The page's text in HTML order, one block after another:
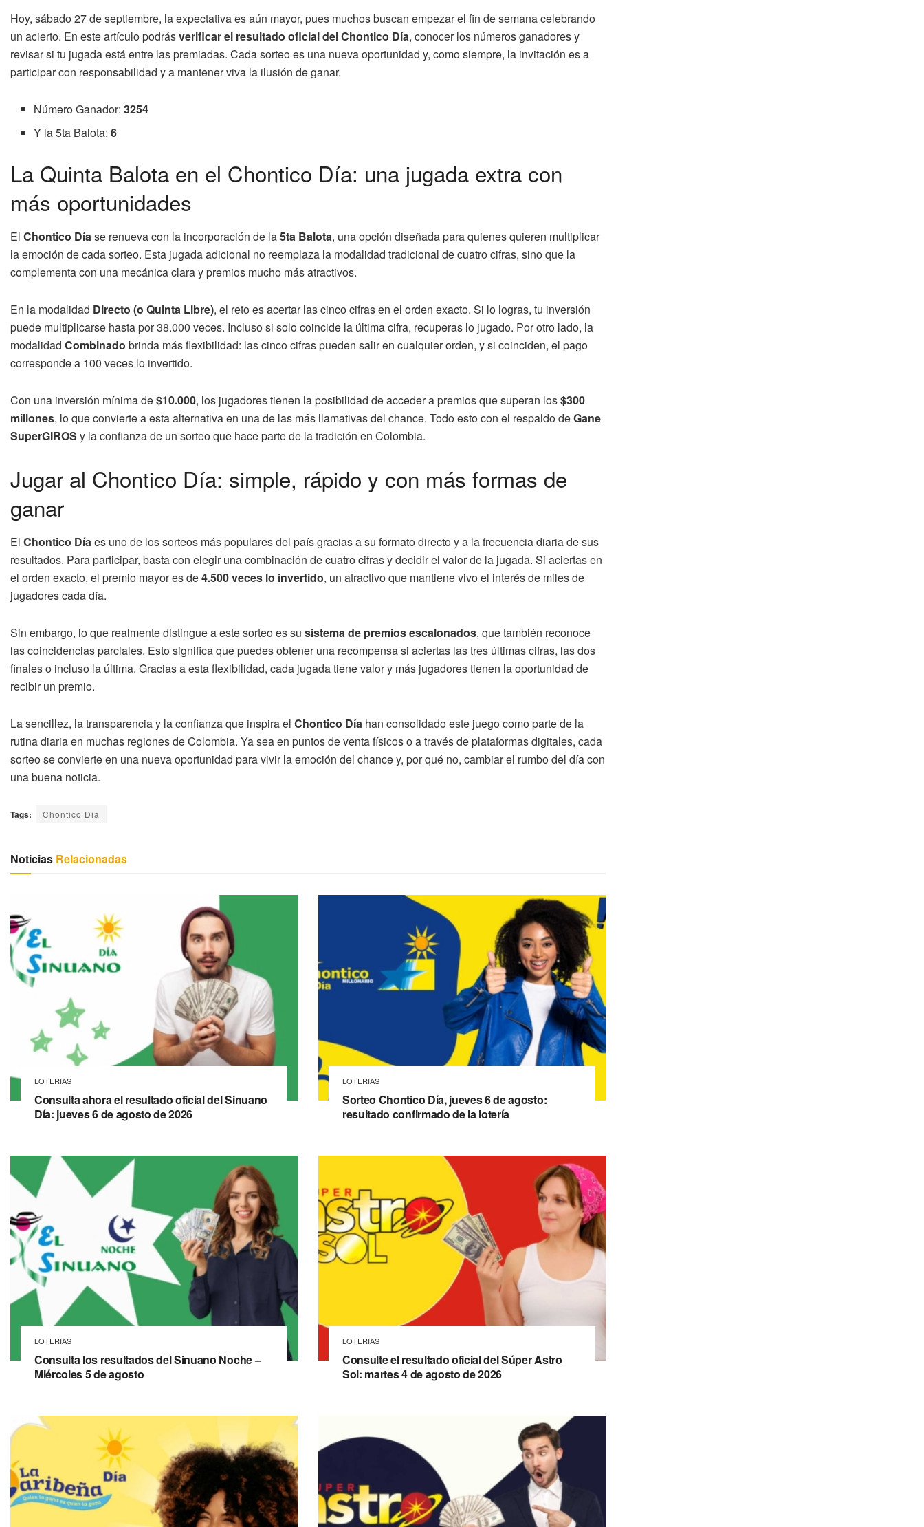
Hoy, sábado 27 de septiembre, la expectativa es aún mayor, pues muchos buscan empezar el fin de semana celebrando
un acierto. En este artículo podrásverificar el resultado oficial del Chontico Día, conocer los números ganadores y
revisar si tu jugada está entre las premiadas. Cada sorteo es una nueva oportunidad y, como siempre, la invitación es a
participar con responsabilidad y a mantener viva la ilusión de ganar.
Número Ganador:3254
Y la 5ta Balota:6
La Quinta Balota en el Chontico Día: una jugada extra con
más oportunidades
El Chontico Díase renueva con la incorporación de la5ta Balota, una opción diseñada para quienes quieren multiplicar
la emoción de cada sorteo. Esta jugada adicional no reemplaza la modalidad tradicional de cuatro cifras, sino que la
complementa con una mecánica clara y premios mucho más atractivos.
En la modalidad Directo (o Quinta Libre), el reto es acertar las cinco cifras en el orden exacto. Si lo logras, tu inversión
puede multiplicarse hasta por 38.000 veces. Incluso si solo coincide la última cifra, recuperas lo jugado. Por otro lado, la
modalidad Combinado brinda más flexibilidad: las cinco cifras pueden salir en cualquier orden, y si coinciden, el pago
corresponde a 100 veces lo invertido.
Con una inversión mínima de$10.000, los jugadores tienen la posibilidad de acceder a premios que superan los$300
millones, lo que convierte a esta alternativa en una de las más llamativas del chance. Todo esto con el respaldo deGane
SuperGIROS y la confianza de un sorteo que hace parte de la tradición en Colombia.
Jugar al Chontico Día: simple, rápido y con más formas de
ganar
El Chontico Díaes uno de los sorteos más populares del país gracias a su formato directo y a la frecuencia diaria de sus
resultados. Para participar, basta con elegir una combinación de cuatro cifras y decidir el valor de la jugada. Si aciertas en
el orden exacto, el premio mayor es de4.500 veces lo invertido, un atractivo que mantiene vivo el interés de miles de
jugadores cada día.
Sin embargo, lo que realmente distingue a este sorteo es su sistema de premios escalonados, que también reconoce
las coincidencias parciales. Esto significa que puedes obtener una recompensa si aciertas las tres últimas cifras, las dos
finales o incluso la última. Gracias a esta flexibilidad, cada jugada tiene valor y más jugadores tienen la oportunidad de
recibir un premio.
La sencillez, la transparencia y la confianza que inspira el Chontico Día han consolidado este juego como parte de la
rutina diaria en muchas regiones de Colombia. Ya sea en puntos de venta físicos o a través de plataformas digitales, cada
sorteo se convierte en una nueva oportunidad para vivir la emoción del chance y, por qué no, cambiar el rumbo del día con
una buena noticia.
Tags: Chontico Dia
Noticias Relacionadas
LOTERIAS
Consulta ahora el resultado oficial del Sinuano
Día: jueves 6 de agosto de 2026
LOTERIAS
Sorteo Chontico Día, jueves 6 de agosto:
resultado confirmado de la lotería
LOTERIAS
Consulta los resultados del Sinuano Noche –
Miércoles 5 de agosto
LOTERIAS
Consulte el resultado oficial del Súper Astro
Sol: martes 4 de agosto de 2026